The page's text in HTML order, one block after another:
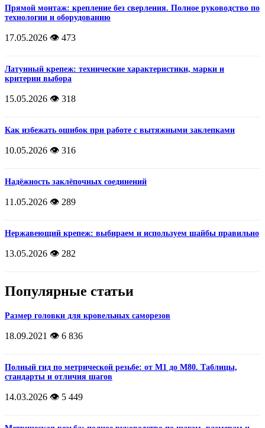
Прямой монтаж: крепление без сверления. Полное руководство по
технологии и оборудованию
17.05.2026 👁️ 473
Латунный крепеж: технические характеристики, марки и
критерии выбора
15.05.2026 👁️ 318
Как избежать ошибок при работе с вытяжными заклепками
10.05.2026 👁️ 316
Надёжность заклёпочных соединений
11.05.2026 👁️ 289
Нержавеющий крепеж: выбираем и используем шайбы правильно
13.05.2026 👁️ 282
Популярные статьи
Размер головки для кровельных саморезов
18.09.2021 👁️ 6 836
Полный гид по метрической резьбе: от М1 до М80. Таблицы,
стандарты и отличия шагов
14.03.2026 👁️ 5 449